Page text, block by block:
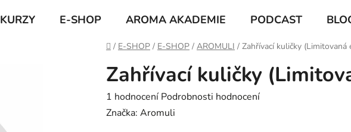
KURZY E-SHOP AROMA AKADEMIE PODCAST
Domů
/ E-SHOP / E-SHOP / AROMULI / Zahřívací kuličky (Limitovaná
Zahřívací kuličky
Průměrné
hodnocení
1 hodnocení Podrobnosti hodnocení
Značka: Aromuli